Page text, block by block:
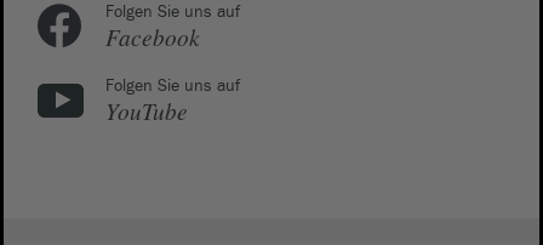
Folgen Sie uns auf
Facebook
Folgen Sie uns auf
YouTube